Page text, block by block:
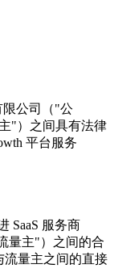
公司（"公
"）之间具有法律
平台服务
SaaS 服务商
量主"）之间的合
流量主之间的直接